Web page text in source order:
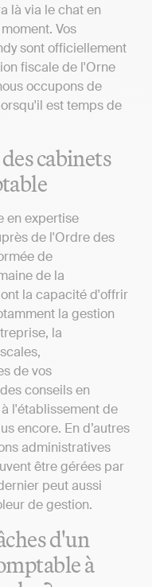
là via le chat en
Vos
sont officiellement
fiscale de l'Orne
occupons de
est temps de
cabinets
en expertise
de l'Ordre des
de
de la
la capacité d'offrir
la gestion
la
de vos
conseils en
l'établissement de
encore. En d’autres
administratives
être gérées par
peut aussi
de gestion.
d'un
à